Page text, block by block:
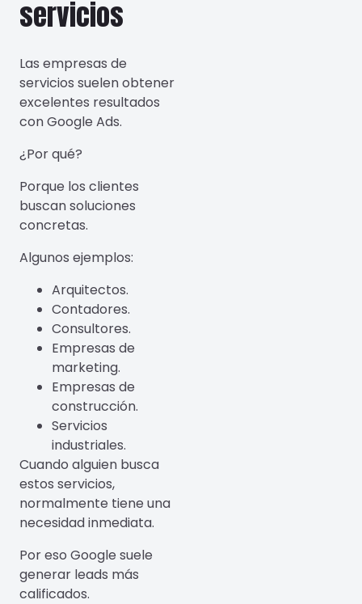
servicios
Las empresas de
servicios suelen obtener
excelentes resultados
con Google Ads.
¿Por qué?
Porque los clientes
buscan soluciones
concretas.
Algunos ejemplos:
Arquitectos.
Contadores.
Consultores.
Empresas de
marketing.
Empresas de
construcción.
Servicios
industriales.
Cuando alguien busca
estos servicios,
normalmente tiene una
necesidad inmediata.
Por eso Google suele
generar leads más
calificados.